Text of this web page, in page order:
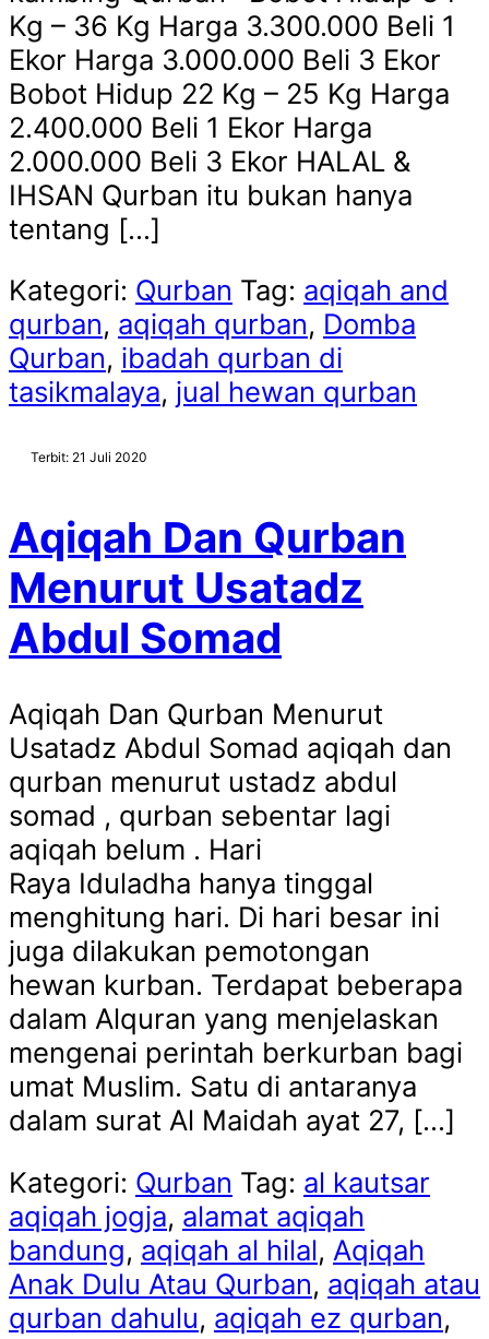
Kg – 36 Kg Harga 3.300.000 Beli 1
Ekor Harga 3.000.000 Beli 3 Ekor
Bobot Hidup 22 Kg – 25 Kg Harga
2.400.000 Beli 1 Ekor Harga
2.000.000 Beli 3 Ekor HALAL &
IHSAN Qurban itu bukan hanya
tentang […]
Kategori: Qurban Tag: aqiqah and
qurban, aqiqah qurban, Domba
Qurban, ibadah qurban di
tasikmalaya, jual hewan qurban
Terbit: 21 Juli 2020
Aqiqah Dan Qurban
Menurut Usatadz
Abdul Somad
Aqiqah Dan Qurban Menurut
Usatadz Abdul Somad aqiqah dan
qurban menurut ustadz abdul
somad , qurban sebentar lagi
aqiqah belum . Hari
Raya Iduladha hanya tinggal
menghitung hari. Di hari besar ini
juga dilakukan pemotongan
hewan kurban. Terdapat beberapa
dalam Alquran yang menjelaskan
mengenai perintah berkurban bagi
umat Muslim. Satu di antaranya
dalam surat Al Maidah ayat 27, […]
Kategori: Qurban Tag: al kautsar
aqiqah jogja, alamat aqiqah
bandung, aqiqah al hilal, Aqiqah
Anak Dulu Atau Qurban, aqiqah atau
qurban dahulu, aqiqah ez qurban,